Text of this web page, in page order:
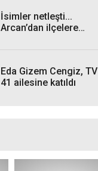
İsimler netleşti...
Arcan’dan ilçelere
Eda Gizem Cengiz, TV
41 ailesine katıldı